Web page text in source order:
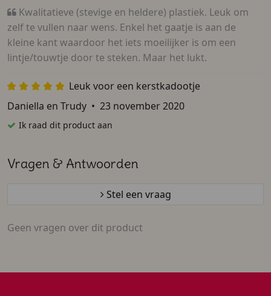
Kwalitatieve (stevige en heldere) plastiek. Leuk om
zelf te vullen naar wens. Enkel het gaatje is aan de
kleine kant waardoor het iets moeilijker is om een
lintje/touwtje door te steken. Maar het lukt.
Leuk voor een kerstkadootje
Daniella en Trudy • 23 november 2020
Ik raad dit product aan
Vragen & Antwoorden
Stel een vraag
Geen vragen over dit product